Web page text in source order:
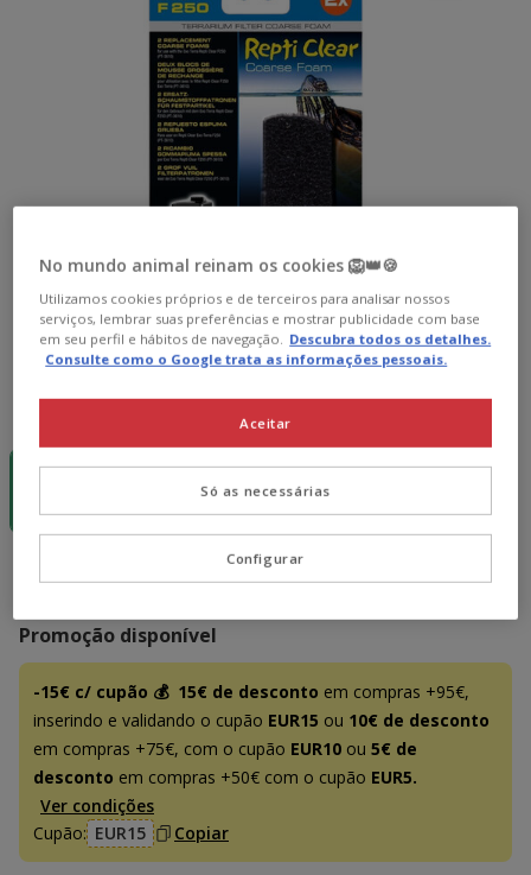
-15€ c/
cupão 💰
3.79€
Promoção disponível
-15€ c/ cupão 💰 15€ de desconto em compras +95€,
inserindo e validando o cupão EUR15 ou 10€ de desconto
em compras +75€, com o cupão EUR10 ou 5€ de
desconto em compras +50€ com o cupão EUR5.
Ver condições
Cupão: EUR15 Copiar
Preço 3.79€
3.79€
No mundo animal reinam os cookies 🦁👑🍪
Utilizamos cookies próprios e de terceiros para analisar nossos
serviços, lembrar suas preferências e mostrar publicidade com base
em seu perfil e hábitos de navegação. Descubra todos os detalhes.
Consulte como o Google trata as informações pessoais.
Só as necessárias
Aceitar
Configurar